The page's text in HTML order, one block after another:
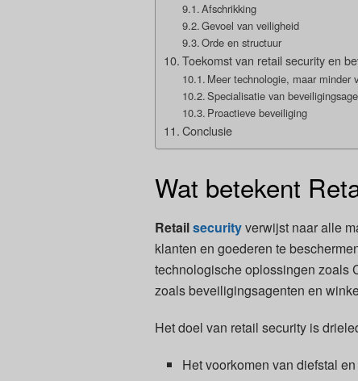
Afschrikking
Gevoel van veiligheid
Orde en structuur
Toekomst van retail security en
Meer technologie, maar minder
Specialisatie van
Proactieve beveiliging
Conclusie
Wat betekent
Retailsecurityverwijst naar alle
klanten en goederen te
technologische oplossingen zoals
zoals beveiligingsagenten en
Het doel van retail security is
Het voorkomen van diefstal